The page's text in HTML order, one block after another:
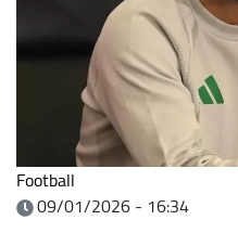
Football
09/01/2026 - 16:34